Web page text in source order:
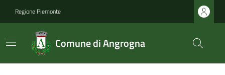
Regione Piemonte
Comune di Angrogna